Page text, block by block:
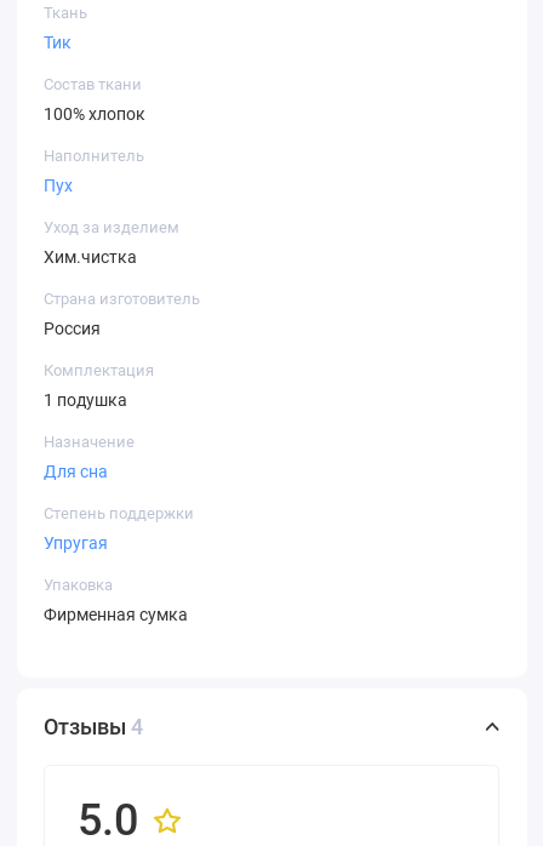
Ткань
Тик
Состав ткани
100% хлопок
Наполнитель
Пух
Уход за изделием
Хим.чистка
Страна изготовитель
Россия
Комплектация
1 подушка
Назначение
Для сна
Степень поддержки
Упругая
Упаковка
Фирменная сумка
Отзывы 4
5.0